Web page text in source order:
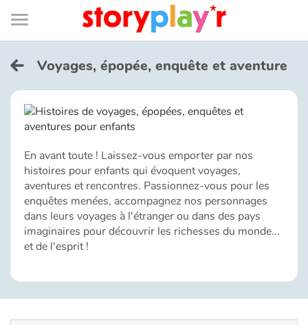
Connexion
Bibliothèque
de
page
Menu
Je me connecte
Tester gratuitement
Bibliothèque
Prix
Accueil
Contes d'ici et d'ailleurs
Fable, mythe, littérature et poésie
Voyages, épopée, enquête et aventure
En avant toute ! Laissez-vous emporter par nos
histoires pour enfants qui évoquent voyages,
aventures et rencontres. Passionnez-vous pour les
enquêtes menées, accompagnez nos personnages
dans leurs voyages à l'étranger ou dans des pays
imaginaires pour découvrir les richesses du monde...
et de l'esprit !